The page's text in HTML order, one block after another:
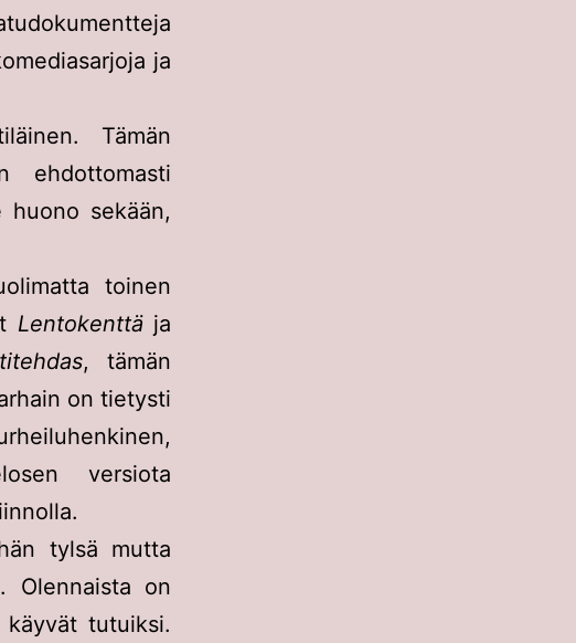
ja
Tämän
ehdottomasti
huono sekään,
toinen
Lentokenttäja
, tämän
on tietysti
versiota
tylsä mutta
Olennaista on
tutuiksi.